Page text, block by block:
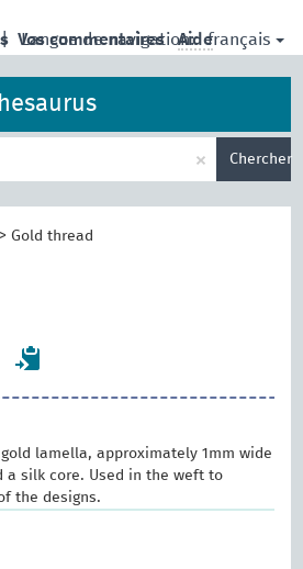
| Langue de navigation: français
Vos commentaires Aide
× Chercher
> Gold thread
gold lamella, approximately 1mm wide
a silk core. Used in the weft to
the designs.